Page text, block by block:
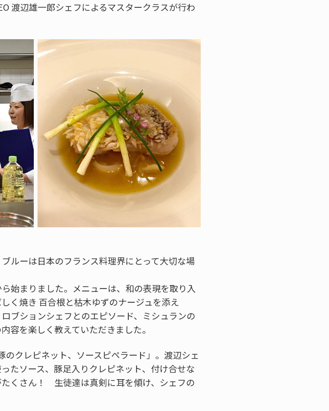
渡辺雄一郎シェフによるマスタークラスが行わ
ルーは日本のフランス料理界にとって大切な場
始まりました。メニューは、和の表現を取り入
く焼き 百合根と枯木ゆずのナージュを添え
ブションシェフとのエピソード、ミシュランの
容を楽しく教えていただきました。
クレピネット、ソースピペラード」。渡辺シェ
たソース、豚足入りクレピネット、付け合せな
くさん！ 生徒達は真剣に耳を傾け、シェフの